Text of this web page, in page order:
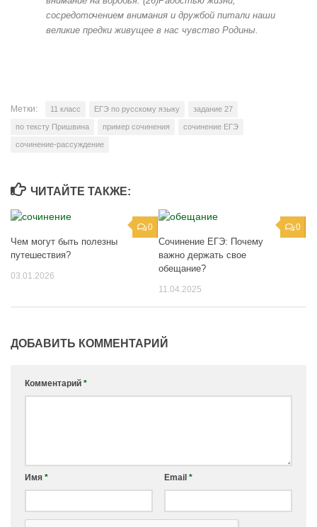
сосредоточением внимания и дружбой питали наши
великие предки живущее в нас чувство Родины.
Метки: 11 класс ЕГЭ по русскому языку задание 27
по тексту Пришвина пример сочинения сочинение ЕГЭ
сочинение-рассуждение
ЧИТАЙТЕ ТАКЖЕ:
0
Чем могут быть полезны
путешествия?
03.01.2026
0
Сочинение ЕГЭ: Почему
важно держать свое
обещание?
11.04.2025
ДОБАВИТЬ КОММЕНТАРИЙ
Комментарий *
Имя * Email *